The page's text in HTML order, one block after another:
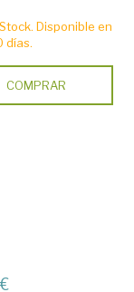
Disponible en
días.
COMPRAR